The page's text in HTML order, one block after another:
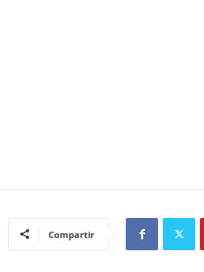
Compartir